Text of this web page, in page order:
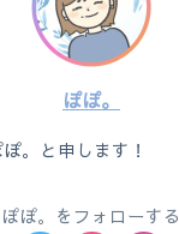
ぽぽ。
。と申します！
ぽぽ。をフォローする